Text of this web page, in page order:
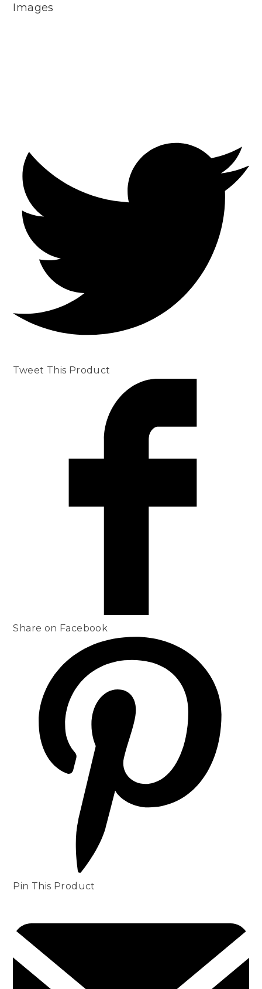
Images
Tweet This Product
Share on Facebook
Pin This Product